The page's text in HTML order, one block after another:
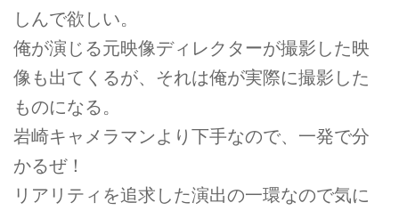
しんで欲しい。
俺が演じる元映像ディレクターが撮影した映
像も出てくるが、それは俺が実際に撮影した
ものになる。
岩崎キャメラマンより下手なので、一発で分
かるぜ！
リアリティを追求した演出の一環なので気に